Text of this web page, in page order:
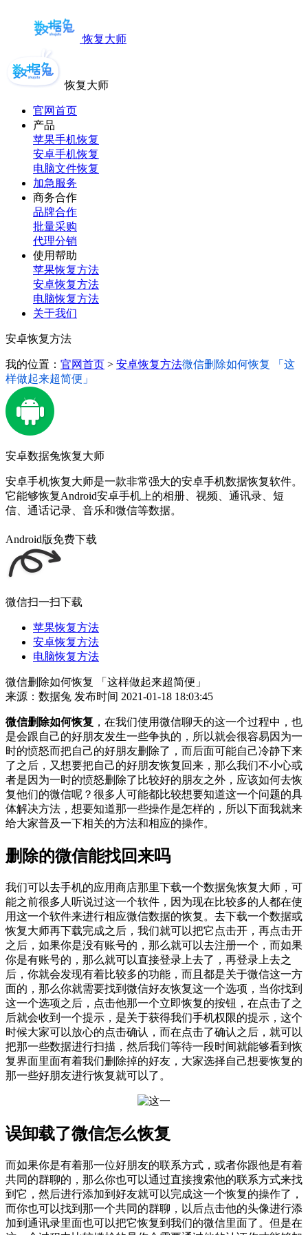
恢复大师
恢复大师
官网首页
产品
苹果手机恢复
安卓手机恢复
电脑文件恢复
加急服务
商务合作
品牌合作
批量采购
代理分销
使用帮助
苹果恢复方法
安卓恢复方法
电脑恢复方法
关于我们
安卓恢复方法
我的位置： 官网首页 > 安卓恢复方法微信删除如何恢复 「这
样做起来超简便」
安卓数据兔恢复大师
安卓手机恢复大师是一款非常强大的安卓手机数据恢复软件。
它能够恢复Android安卓手机上的相册、视频、通讯录、短
信、通话记录、音乐和微信等数据。
Android版免费下载
微信扫一扫下载
苹果恢复方法
安卓恢复方法
电脑恢复方法
微信删除如何恢复 「这样做起来超简便」
来源：数据兔 发布时间 2021-01-18 18:03:45
微信删除如何恢复 ，在我们使用微信聊天的这一个过程中，也
是会跟自己的好朋友发生一些争执的，所以就会很容易因为一
时的愤怒而把自己的好朋友删除了，而后面可能自己冷静下来
了之后，又想要把自己的好朋友恢复回来，那么我们不小心或
者是因为一时的愤怒删除了比较好的朋友之外，应该如何去恢
复他们的微信呢？很多人可能都比较想要知道这一个问题的具
体解决方法，想要知道那一些操作是怎样的，所以下面我就来
给大家普及一下相关的方法和相应的操作。
删除的微信能找回来吗
我们可以去手机的应用商店那里下载一个数据兔恢复大师，可
能之前很多人听说过这一个软件，因为现在比较多的人都在使
用这一个软件来进行相应微信数据的恢复。去下载一个数据或
恢复大师再下载完成之后，我们就可以把它点击开，再点击开
之后，如果你是没有账号的，那么就可以去注册一个，而如果
你是有账号的，那么就可以直接登录上去了，再登录上去之
后，你就会发现有着比较多的功能，而且都是关于微信这一方
面的，那么你就需要找到微信好友恢复这一个选项，当你找到
这一个选项之后，点击他那一个立即恢复的按钮，在点击了之
后就会收到一个提示，是关于获得我们手机权限的提示，这个
时候大家可以放心的点击确认，而在点击了确认之后，就可以
把那一些数据进行扫描，然后我们等待一段时间就能够看到恢
复界面里面有着我们删除掉的好友，大家选择自己想要恢复的
那一些好朋友进行恢复就可以了。
误卸载了微信怎么恢复
而如果你是有着那一位好朋友的联系方式，或者你跟他是有着
共同的群聊的，那么你也可以通过直接搜索他的联系方式来找
到它，然后进行添加到好友就可以完成这一个恢复的操作了，
而你也可以找到那一个共同的群聊，以后点击他的头像进行添
加到通讯录里面也可以把它恢复到我们的微信里面了。但是在